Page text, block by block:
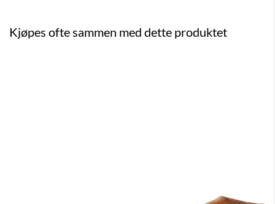
Kjøpes ofte sammen med dette produktet